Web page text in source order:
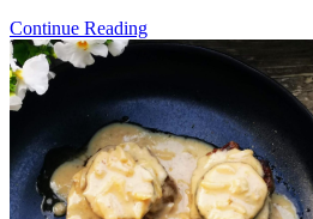
Continue Reading